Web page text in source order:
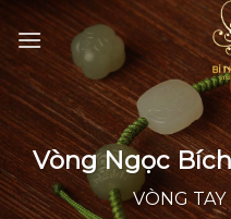
Skip
content
Vòng Ngọc
VÒNG